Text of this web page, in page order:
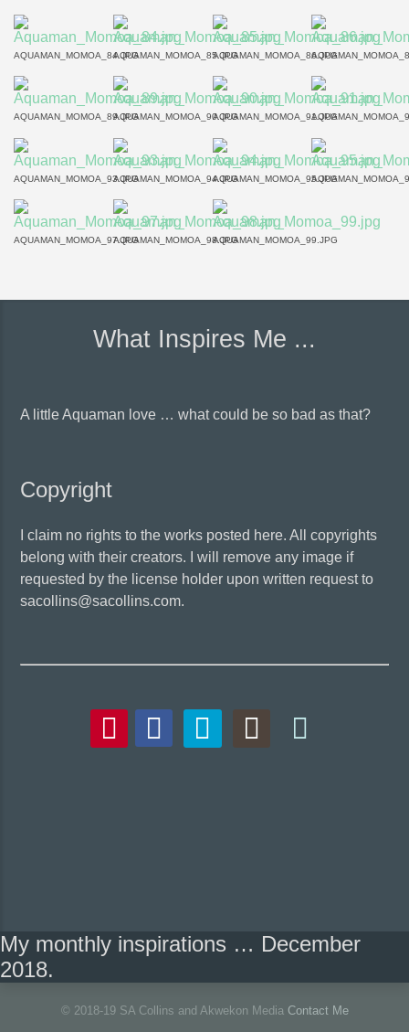
AQUAMAN_MOMOA_84.JPGAQUAMAN_MOMOA_85.JPGAQUAMAN_MOMOA_86.JPG
AQUAMAN_MOMOA_89.JPGAQUAMAN_MOMOA_90.JPGAQUAMAN_MOMOA_91.JPG
AQUAMAN_MOMOA_93.JPGAQUAMAN_MOMOA_94.JPGAQUAMAN_MOMOA_95.JPG
AQUAMAN_MOMOA_97.JPGAQUAMAN_MOMOA_98.JPGAQUAMAN_MOMOA_99.JPG
What Inspires Me ...
A little Aquaman love … what could be so bad as that?
Copyright
I claim no rights to the works posted here. All copyrights
belong with their creators. I will remove any image if
requested by the license holder upon written request to
sacollins@sacollins.com.
My monthly inspirations … December
2018.
© 2018-19 SA Collins and Akwekon Media Contact Me